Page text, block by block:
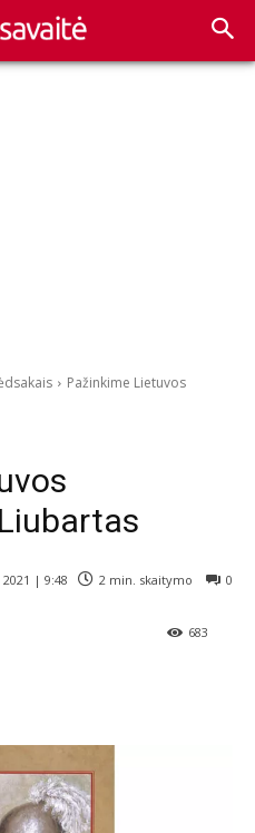
Pažinkime Lietuvos
2021 | 9:48 2 min. skaitymo 0
683